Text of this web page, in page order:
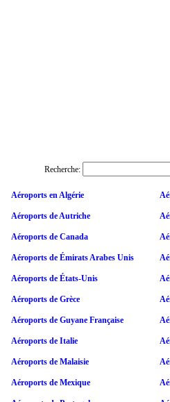
Recherche:
Aéroports en Algérie
Aéroports de Autriche
Aéroports de Canada
Aéroports de Émirats Arabes Unis
Aéroports de États-Unis
Aéroports de Grèce
Aéroports de Guyane Française
Aéroports de Italie
Aéroports de Malaisie
Aéroports de Mexique